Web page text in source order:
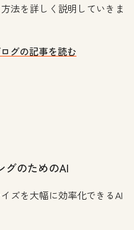
法を詳しく説明していきま
グの記事を読む
グのためのAI
ズを大幅に効率化できるAI